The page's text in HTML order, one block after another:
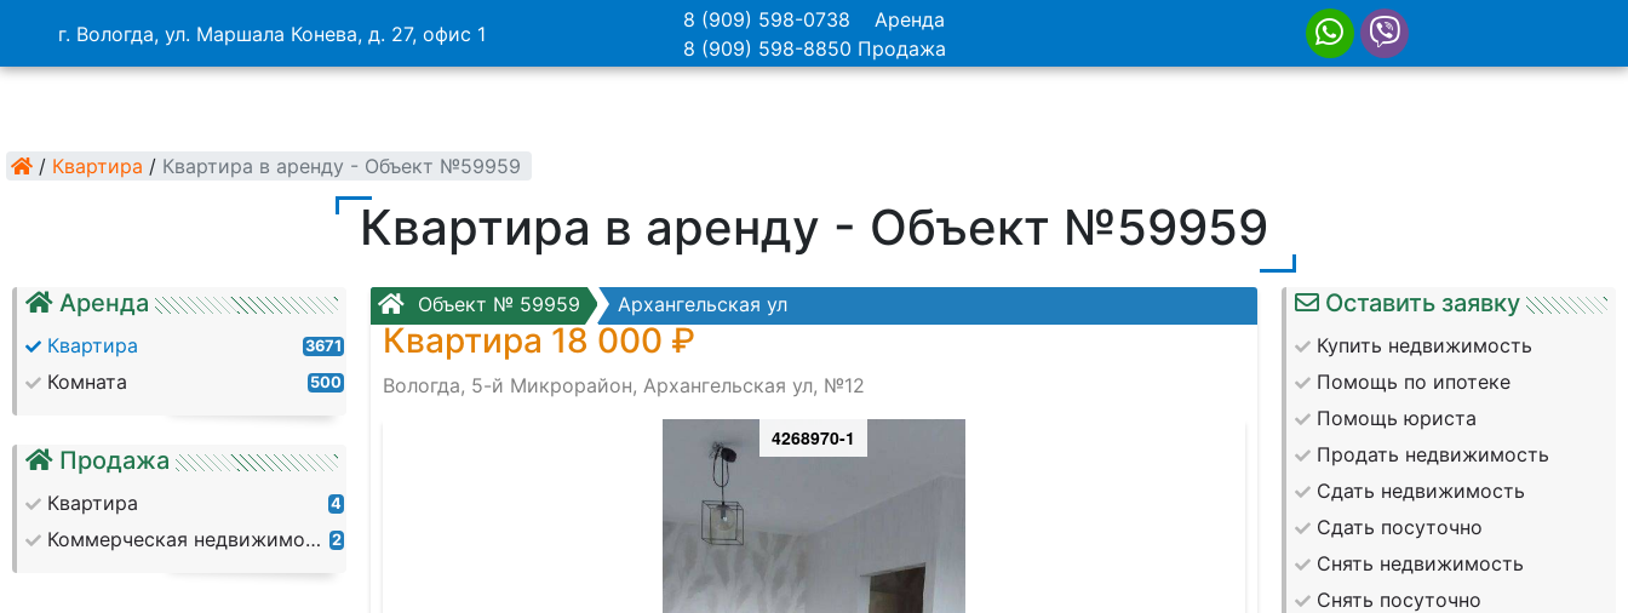
г. Вологда, ул. Маршала Конева, д. 27, офис 1
8 (909) 598-0738 Аренда
8 (909) 598-8850 Продажа
/ Квартира / Квартира в аренду - Объект №59959
Квартира в аренду - Объект №59959
Аренда
Квартира 3671
Комната 500
Продажа
Квартира 4
Коммерческая недвижимость 2
Объект № 59959 Архангельская ул
Квартира 18 000 ₽
Вологда, 5-й Микрорайон, Архангельская ул, №12
4268970-1
Оставить заявку
Купить недвижимость
Помощь по ипотеке
Помощь юриста
Продать недвижимость
Сдать недвижимость
Сдать посуточно
Снять недвижимость
Снять посуточно